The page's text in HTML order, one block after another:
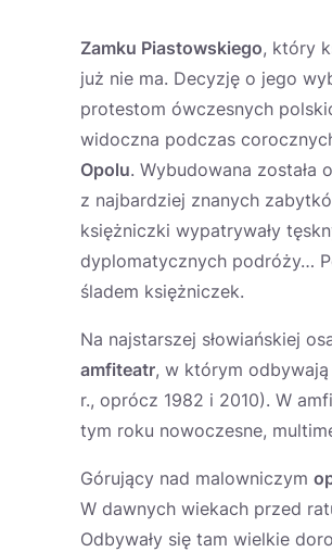
Zamku Piastowskiego, który
już nie ma. Decyzję o jego
protestom ówczesnych
widoczna podczas
Opolu. Wybudowana została
z najbardziej znanych
księżniczki wypatrywały
dyplomatycznych podróży…
śladem księżniczek.
Na najstarszej słowiańskiej
amfiteatr, w którym
r., oprócz 1982 i 2010). W
tym roku nowoczesne,
Górujący nad malowniczym
W dawnych wiekach przed
Odbywały się tam wielkie